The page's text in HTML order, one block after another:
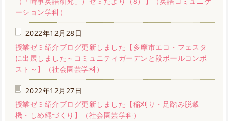
ーション学科）
2022年12月28日
授業ゼミ紹介ブログ更新しました【多摩市エコ・フェスタ
に出展しました～コミュニティガーデンと段ボールコンポ
スト～】（社会園芸学科）
2022年12月27日
授業ゼミ紹介ブログ更新しました【稲刈り・足踏み脱穀
機・しめ縄づくり】（社会園芸学科）